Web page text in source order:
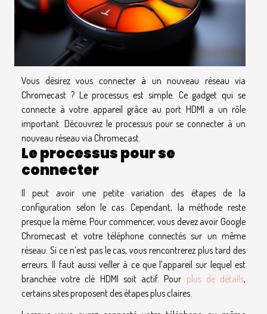
Vous désirez vous connecter à un nouveau réseau via
Chromecast ? Le processus est simple. Ce gadget qui se
connecte à votre appareil grâce au port HDMI a un rôle
important. Découvrez le processus pour se connecter à un
nouveau réseau via Chromecast.
Le processus pour se
connecter
Il peut avoir une petite variation des étapes de la
configuration selon le cas. Cependant, la méthode reste
presque la même. Pour commencer, vous devez avoir Google
Chromecast et votre téléphone connectés sur un même
réseau. Si ce n’est pas le cas, vous rencontrerez plus tard des
erreurs. Il faut aussi veiller à ce que l’appareil sur lequel est
branchée votre clé HDMI soit actif. Pour plus de détails,
certains sites proposent des étapes plus claires.